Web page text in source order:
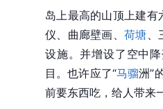
岛上最高的山顶上建
仪、曲廊壁画、荷塘
设施。并增设了空中
目。也许应了“马骝洲”
前要东西吃，给人带来